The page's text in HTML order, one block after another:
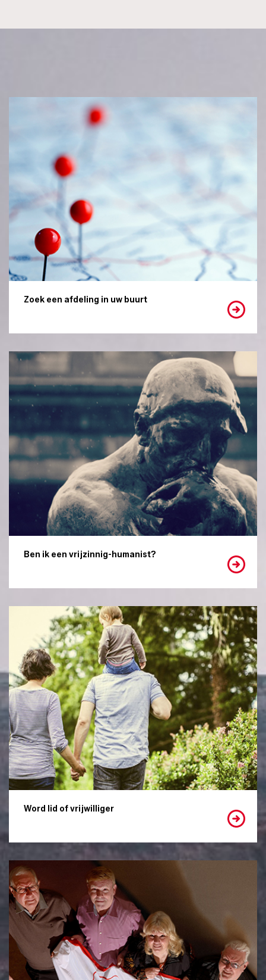
Zoek een afdeling in uw buurt
Ben ik een vrijzinnig-humanist?
Word lid of vrijwilliger